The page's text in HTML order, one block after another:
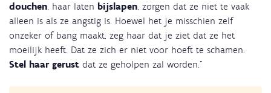
douchen, haar laten bijslapen, zorgen dat ze niet te vaak
alleen is als ze angstig is. Hoewel het je misschien zelf
onzeker of bang maakt, zeg haar dat je ziet dat ze het
moeilijk heeft. Dat ze zich er niet voor hoeft te schamen.
Stel haar gerust dat ze geholpen zal worden."